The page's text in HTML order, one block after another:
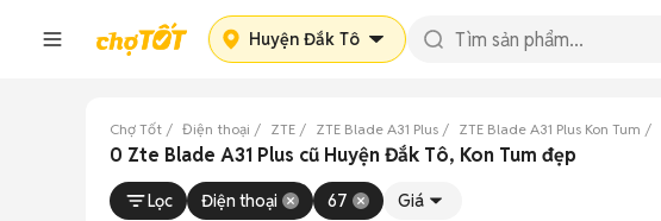
Huyện Đắk Tô
Chợ Tốt Điện thoại ZTE ZTE Blade A31 Plus ZTE Blade A31 Plus Kon Tum
0 Zte Blade A31 Plus cũ Huyện Đắk Tô, Kon Tum đẹp
Lọc Điện thoại 67 Giá